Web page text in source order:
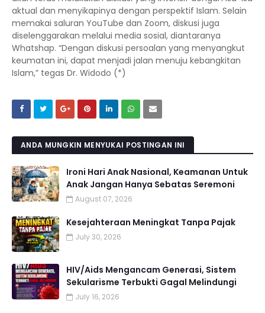
aktual dan menyikapinya dengan perspektif Islam. Selain
memakai saluran YouTube dan Zoom, diskusi juga
diselenggarakan melalui media sosial, diantaranya
Whatshap. “Dengan diskusi persoalan yang menyangkut
keumatan ini, dapat menjadi jalan menuju kebangkitan
Islam,” tegas Dr. Widodo (*)
ANDA MUNGKIN MENYUKAI POSTINGAN INI
Ironi Hari Anak Nasional, Keamanan Untuk
Anak Jangan Hanya Sebatas Seremoni
August 07, 2026
Kesejahteraan Meningkat Tanpa Pajak
July 30, 2026
HIV/Aids Mengancam Generasi, Sistem
Sekularisme Terbukti Gagal Melindungi
July 16, 2026